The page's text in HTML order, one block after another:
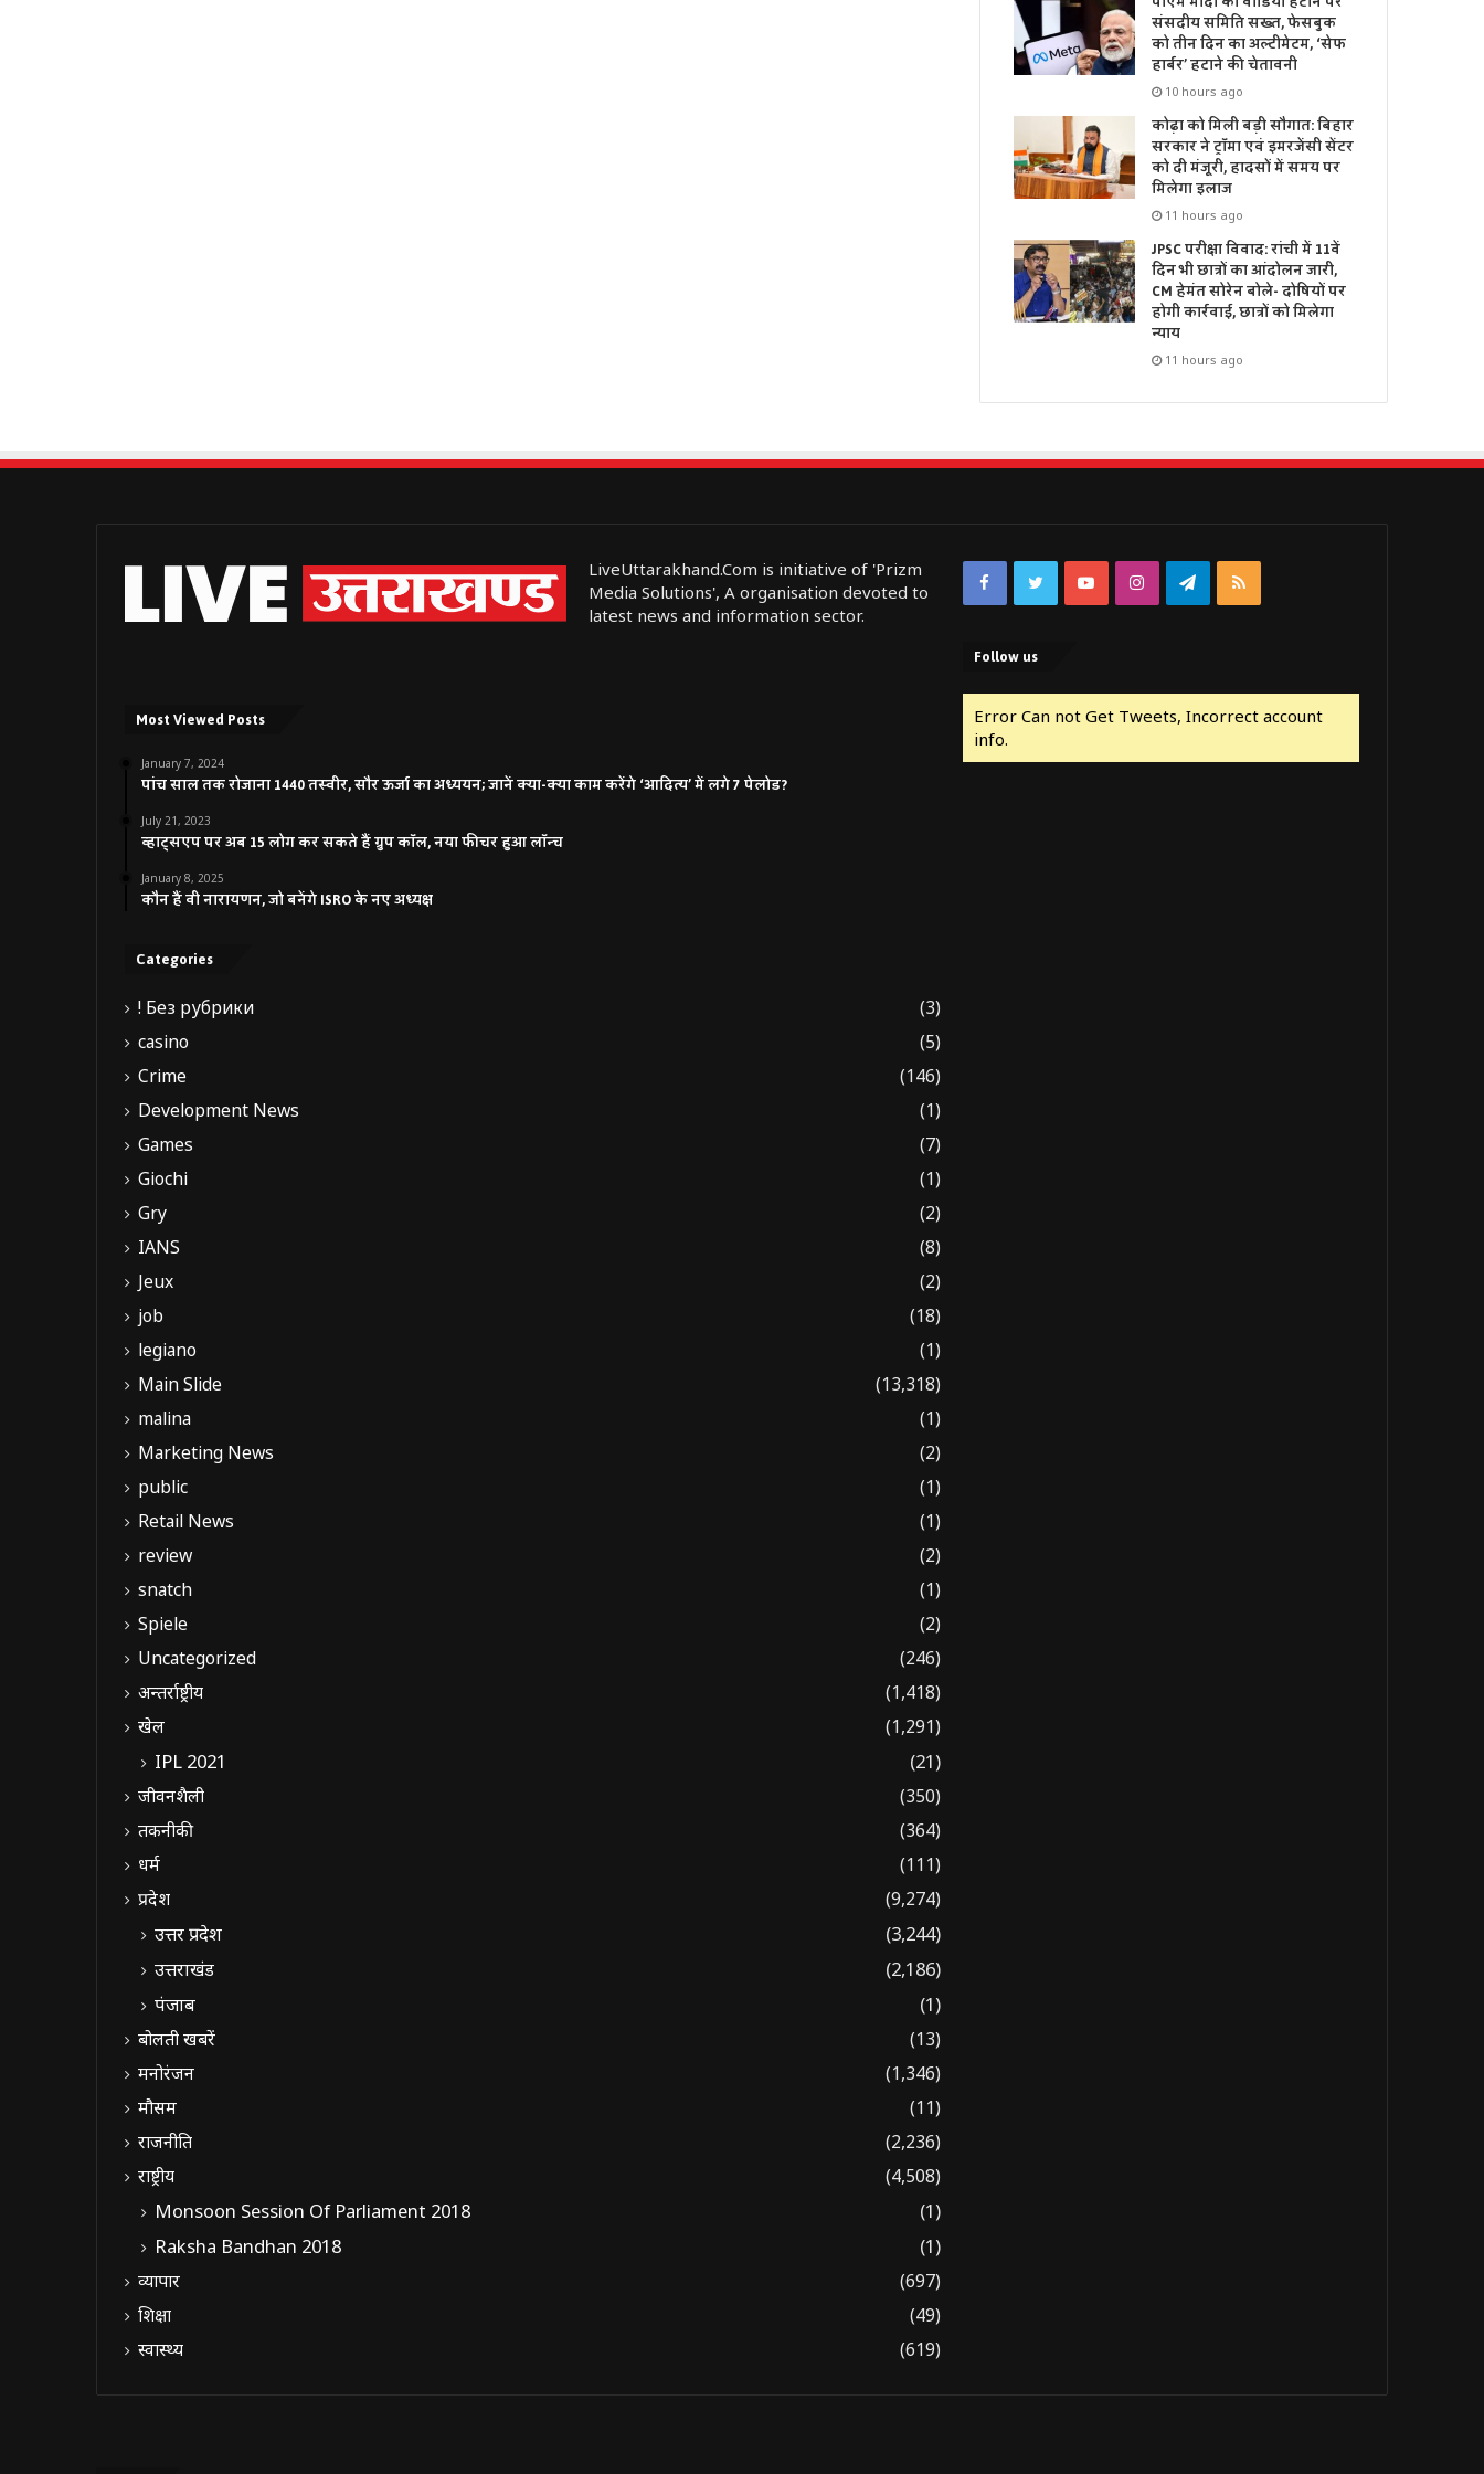
संसदीय समिति सख्त, फेसबुक
को तीन दिन का अल्टीमेटम, ‘सेफ
हार्बर’ हटाने की चेतावनी
10 hours ago
कोढ़ा को मिली बड़ी सौगात: बिहार
सरकार ने ट्रॉमा एवं इमरजेंसी सेंटर
को दी मंजूरी, हादसों में समय पर
मिलेगा इलाज
11 hours ago
JPSC परीक्षा विवाद: रांची में 11वें
दिन भी छात्रों का आंदोलन जारी,
CM हेमंत सोरेन बोले- दोषियों पर
होगी कार्रवाई, छात्रों को मिलेगा
न्याय
11 hours ago
LiveUttarakhand.Com is initiative of 'Prizm
Media Solutions', A organisation devoted to
latest news and information sector.
Most Viewed Posts
January 7, 2024
पांच साल तक रोजाना 1440 तस्वीर, सौर ऊर्जा का अध्ययन; जानें क्या-क्या काम करेंगे ‘आदित्य’ में लगे 7 पेलोड?
July 21, 2023
व्हाट्सएप पर अब 15 लोग कर सकते हैं ग्रुप कॉल, नया फीचर हुआ लॉन्च
January 8, 2025
कौन हैं वी नारायणन, जो बनेंगे ISRO के नए अध्यक्ष
Categories
! Без рубрики
(3)
casino
(5)
Crime
(146)
Development News
(1)
Games
(7)
Giochi
(1)
Gry
(2)
IANS
(8)
Jeux
(2)
job
(18)
legiano
(1)
Main Slide
(13,318)
malina
(1)
Marketing News
(2)
public
(1)
Retail News
(1)
review
(2)
snatch
(1)
Spiele
(2)
Uncategorized
(246)
अन्तर्राष्ट्रीय
(1,418)
खेल
(1,291)
IPL 2021 (21)
जीवनशैली
(350)
तकनीकी
(364)
धर्म
(111)
प्रदेश
(9,274)
उत्तर प्रदेश
(3,244)
उत्तराखंड
(2,186)
पंजाब
(1)
बोलती खबरें
(13)
मनोरंजन
(1,346)
मौसम
(11)
राजनीति
(2,236)
राष्ट्रीय
(4,508)
Monsoon Session Of Parliament 2018
(1)
Raksha Bandhan 2018
(1)
व्यापार
(697)
शिक्षा
(49)
स्वास्थ्य
(619)
FacebookTwitterYouTubeInstagramTelegram
RSS
Follow us
Error Can not Get Tweets, Incorrect account
info.